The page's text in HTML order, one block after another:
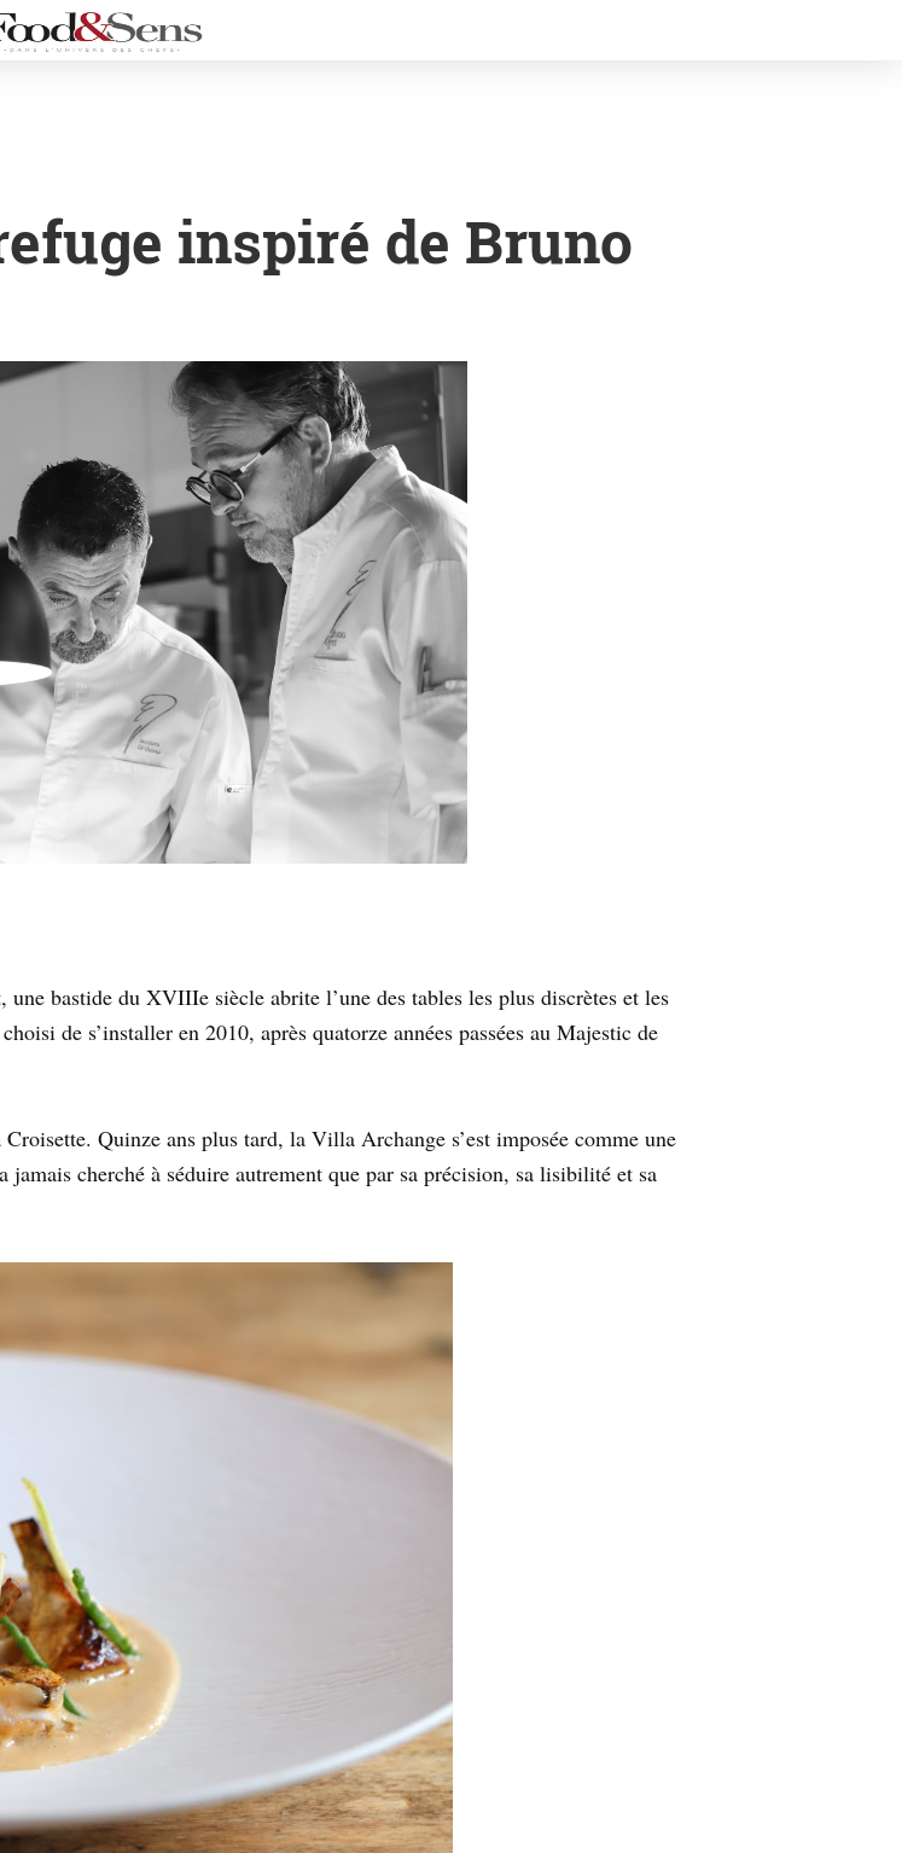
inspiré de Bruno
bastide du XVIIIe siècle abrite l’une des tables les plus discrètes et les
de s’installer en 2010, après quatorze années passées au Majestic de
Quinze ans plus tard, la Villa Archange s’est imposée comme une
cherché à séduire autrement que par sa précision, sa lisibilité et sa